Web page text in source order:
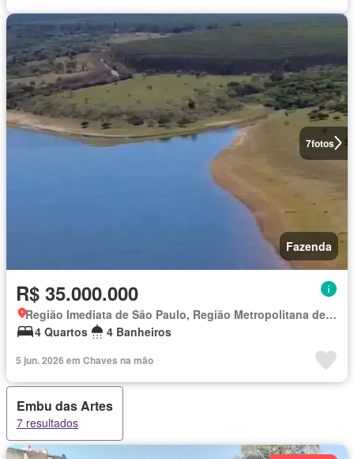
7fotos
Fazenda
R$ 35.000.000
Região Imediata de São Paulo, Região Metropolitana de São Paulo
4 Quartos
4 Banheiros
5 jun. 2026 em Chaves na mão
Embu das Artes
7 resultados